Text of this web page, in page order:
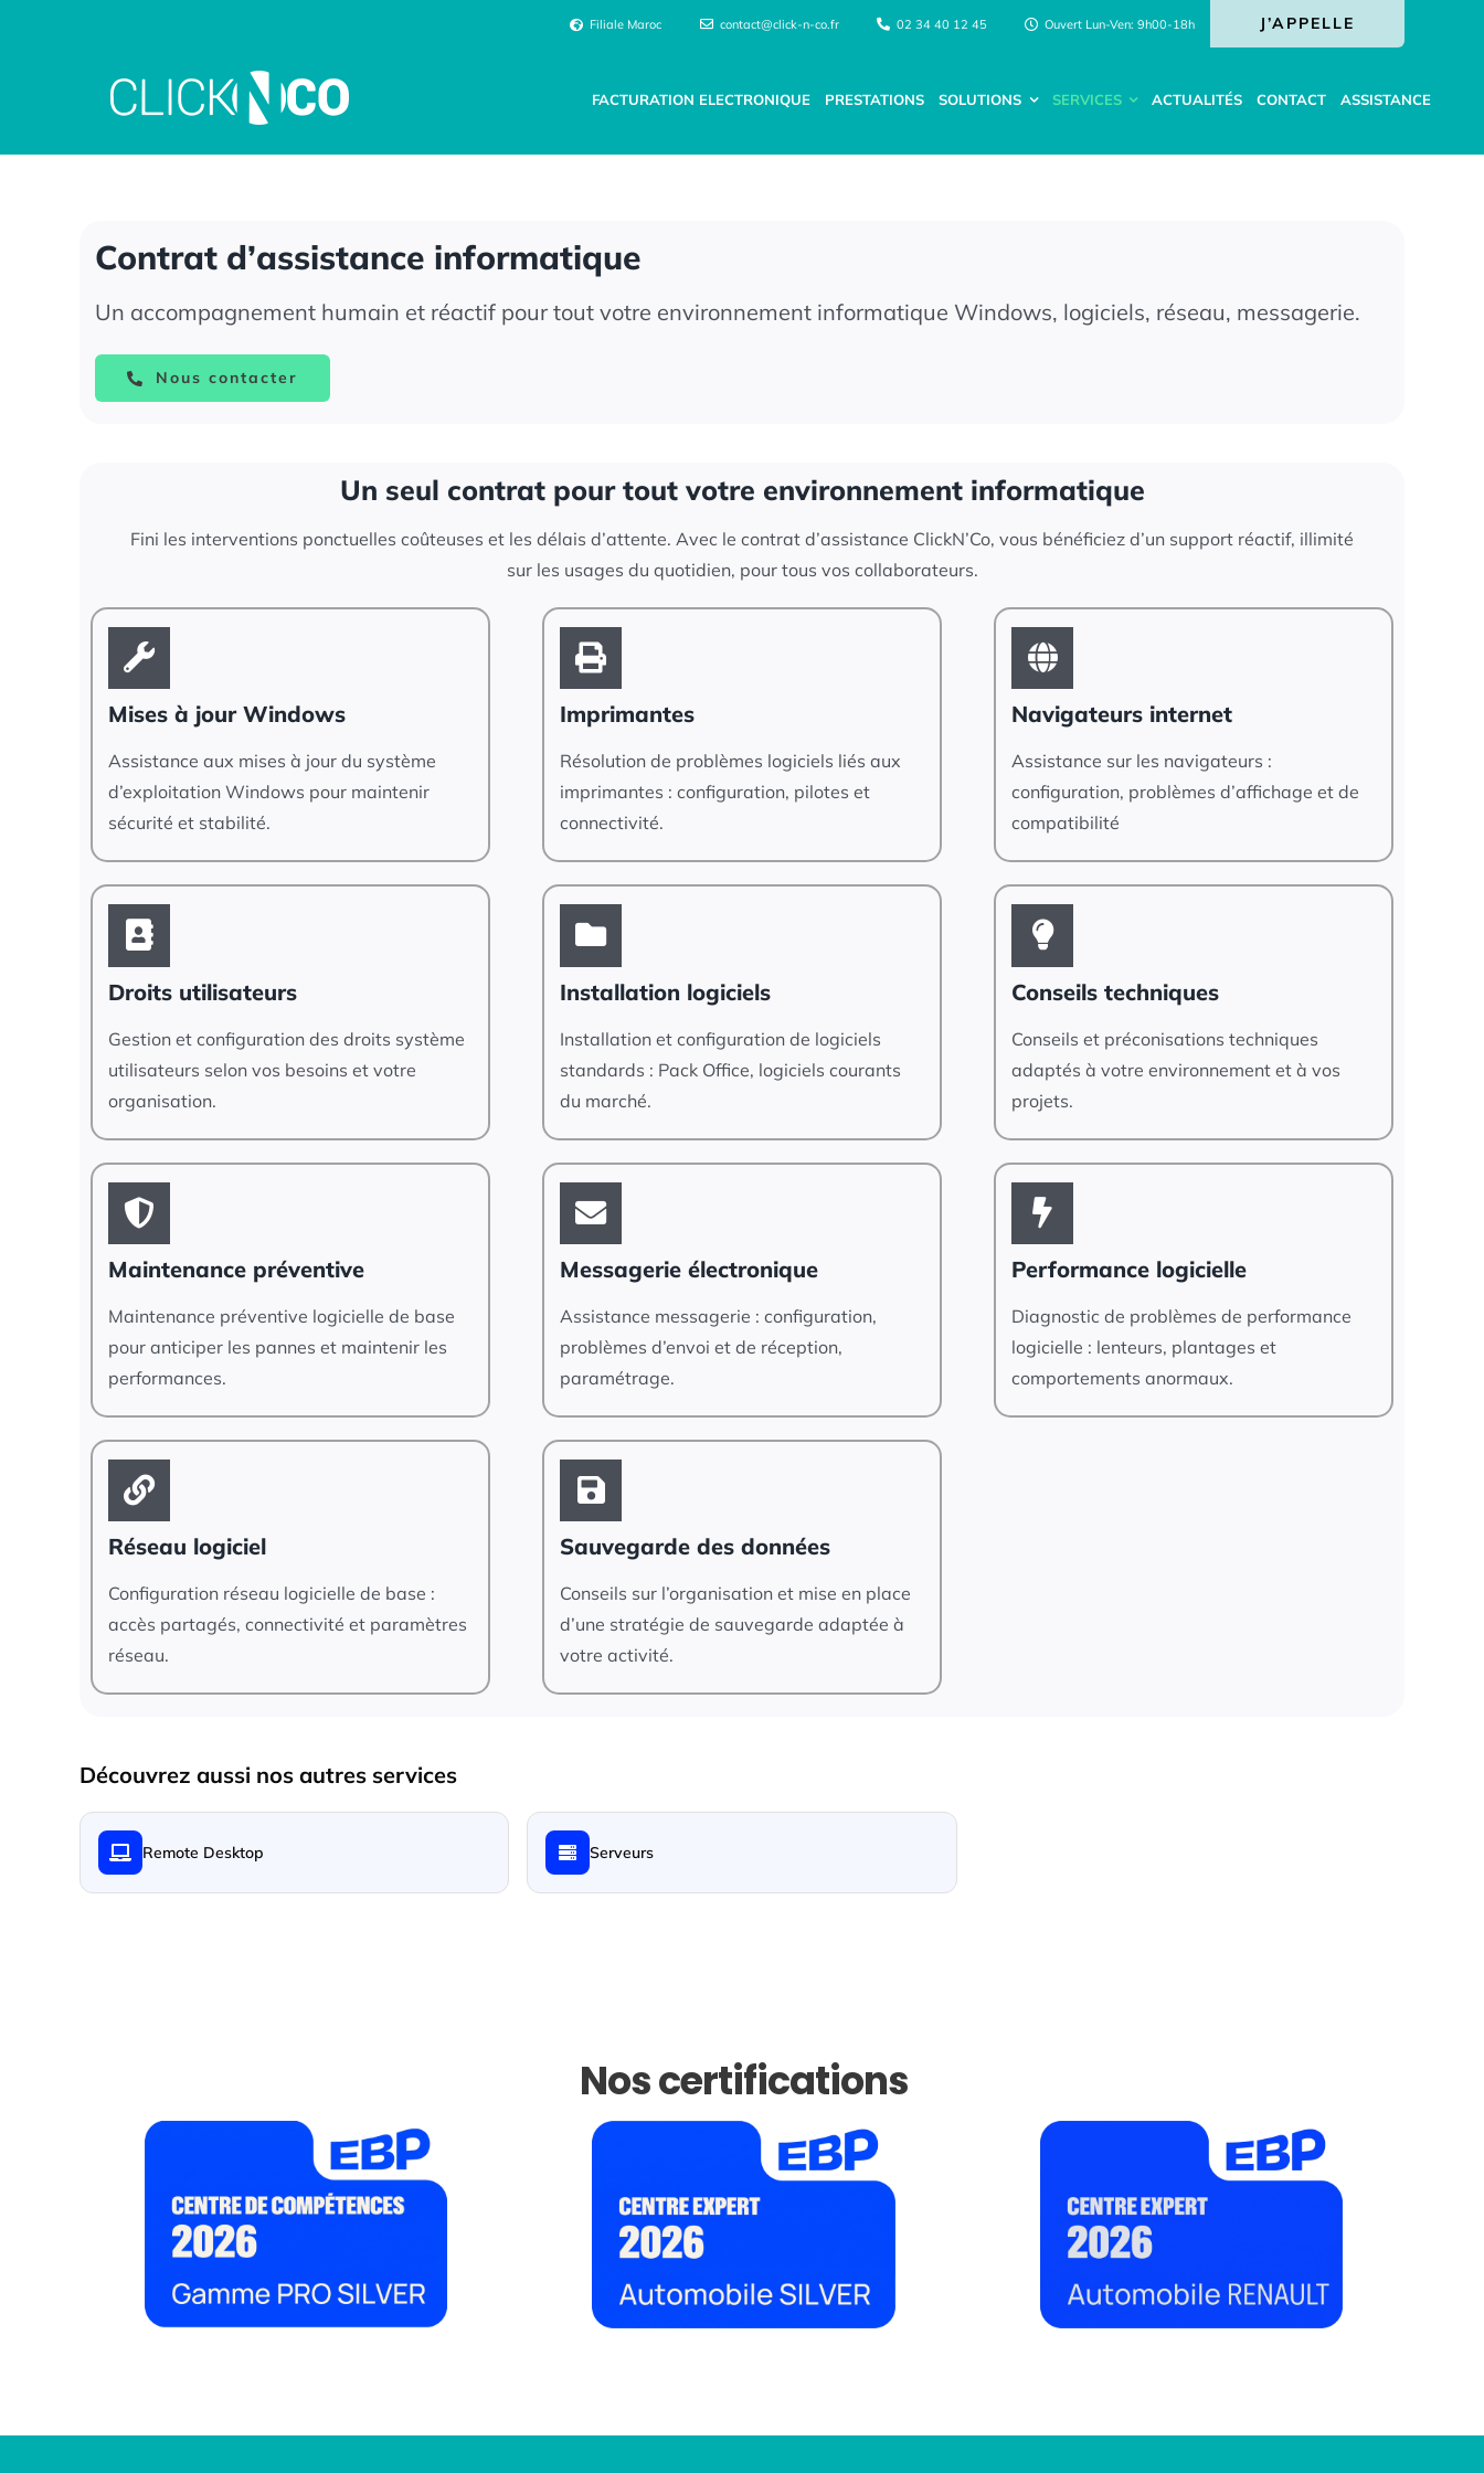
Filiale Maroc contact@click-n-co.fr 02 34 40 12 45 Ouvert Lun-Ven: 9h00-18h J’APPELLE
FACTURATION ELECTRONIQUE PRESTATIONS SOLUTIONS SERVICES ACTUALITÉS CONTACT ASSISTANCE
Contrat d’assistance informatique
Un accompagnement humain et réactif pour tout votre environnement informatique Windows, logiciels, réseau, messagerie.
Nous contacter
Un seul contrat pour tout votre environnement informatique
Fini les interventions ponctuelles coûteuses et les délais d’attente. Avec le contrat d’assistance ClickN’Co, vous bénéficiez d’un support réactif, illimité
sur les usages du quotidien, pour tous vos collaborateurs.
Mises à jour Windows
Assistance aux mises à jour du système
d’exploitation Windows pour maintenir
sécurité et stabilité.
Imprimantes
Résolution de problèmes logiciels liés aux
imprimantes : configuration, pilotes et
connectivité.
Navigateurs internet
Assistance sur les navigateurs :
configuration, problèmes d’affichage et de
compatibilité
Droits utilisateurs
Gestion et configuration des droits système
utilisateurs selon vos besoins et votre
organisation.
Installation logiciels
Installation et configuration de logiciels
standards : Pack Office, logiciels courants
du marché.
Conseils techniques
Conseils et préconisations techniques
adaptés à votre environnement et à vos
projets.
Maintenance préventive
Maintenance préventive logicielle de base
pour anticiper les pannes et maintenir les
performances.
Messagerie électronique
Assistance messagerie : configuration,
problèmes d’envoi et de réception,
paramétrage.
Performance logicielle
Diagnostic de problèmes de performance
logicielle : lenteurs, plantages et
comportements anormaux.
Réseau logiciel
Configuration réseau logicielle de base :
accès partagés, connectivité et paramètres
réseau.
Sauvegarde des données
Conseils sur l’organisation et mise en place
d’une stratégie de sauvegarde adaptée à
votre activité.
Découvrez aussi nos autres services
Remote Desktop Serveurs
Nos certifications